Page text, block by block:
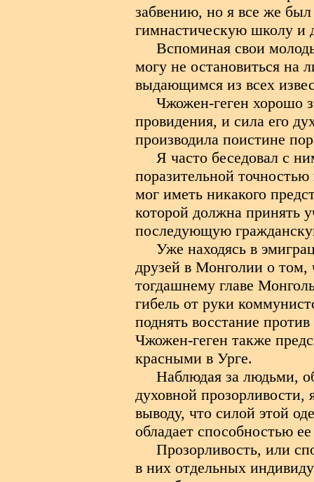
забвению, но я все же
гимнастическую школу и
Вспоминая свои
могу не остановиться на
выдающимся из всех
Чжожен-геген хорошо
провидения, и сила его
производила поистине
Я часто беседовал с
поразительной
мог иметь никакого
которой должна принять
последующую
Уже находясь в
друзей в Монголии о том,
тогдашнему главе
гибель от руки
поднять восстание
Чжожен-геген также
красными в Урге.
Наблюдая за людьми,
духовной
выводу, что силой этой
обладает способностью
Прозорливость, или
в них отдельных